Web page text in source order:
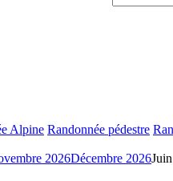
Alpine Randonnée pédestre
2026Décembre 2026